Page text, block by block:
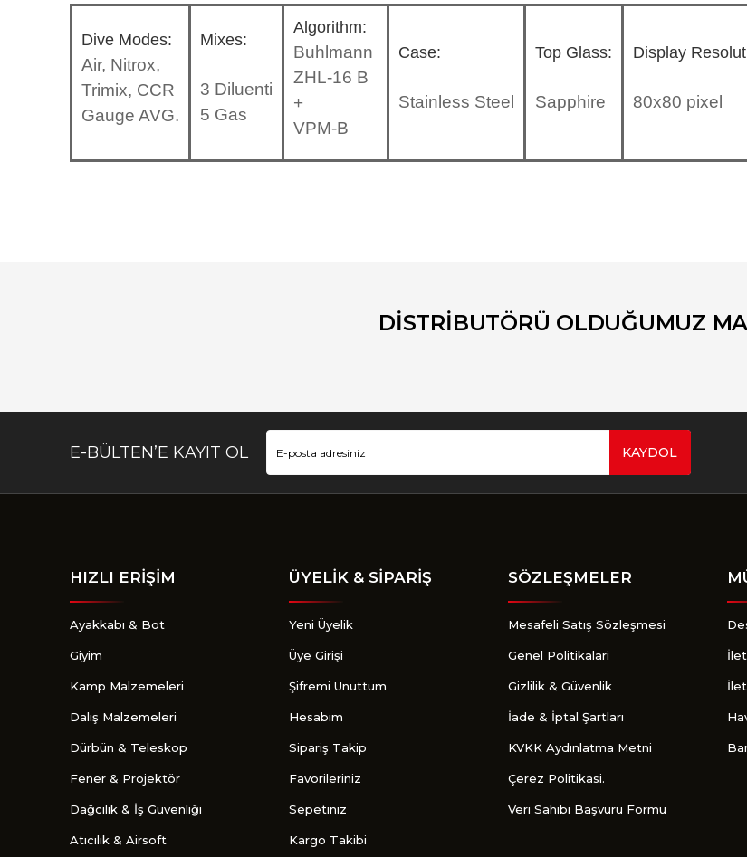
Dive Modes:
Air, Nitrox,
Trimix, CCR
Gauge AVG.
Mixes:
3 Diluenti
5 Gas
Algorithm:
Buhlmann
ZHL-16 B
+
VPM-B
Case:
Stainless Steel
Top Glass:
Sapphire
Display
80x80 pixel
Yorum Yaz
DİSTRİBUTÖRÜ OLDUĞUMUZ
E-BÜLTEN’E KAYIT OL KAYDOL
HIZLI ERİŞİM
Ayakkabı & Bot
Giyim
Kamp Malzemeleri
Dalış Malzemeleri
Dürbün & Teleskop
Fener & Projektör
Dağcılık & İş Güvenliği
Atıcılık & Airsoft
ÜYELİK & SİPARİŞ
Yeni Üyelik
Üye Girişi
Şifremi Unuttum
Hesabım
Sipariş Takip
Favorileriniz
Sepetiniz
Kargo Takibi
SÖZLEŞMELER
Mesafeli Satış Sözleşmesi
Genel Politikalari
Gizlilik & Güvenlik
İade & İptal Şartları
KVKK Aydınlatma Metni
Çerez Politikasi.
Veri Sahibi Başvuru Formu